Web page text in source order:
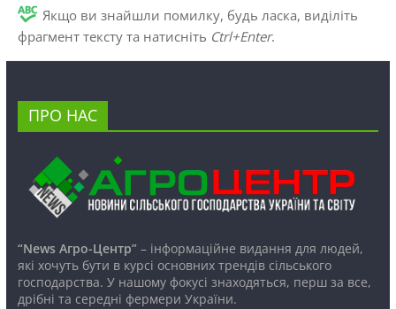
Якщо ви знайшли помилку, будь ласка, виділіть
фрагмент тексту та натисніть Ctrl+Enter.
ПРО НАС
“News Агро-Центр”– інформаційне видання для людей,
які хочуть бути в курсі основних трендів сільського
господарства. У нашому фокусі знаходяться, перш за все,
дрібні та середні фермери України.